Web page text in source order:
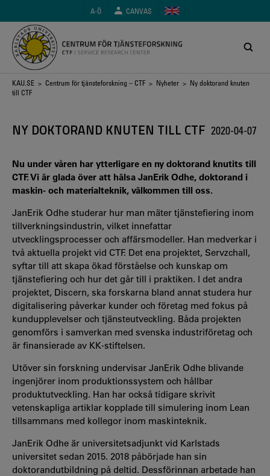
huvudinnehåll
A-Ö CANVAS
Länkstig
KAU.SE > Centrum för tjänsteforskning – CTF > Nyheter > Ny doktorand knuten
till CTF
NY DOKTORAND KNUTEN TILL CTF 2020-04-07
Nu under våren har ytterligare en ny doktorand knutits till
CTF. Vi är glada över att hälsa JanErik Odhe, doktorand i
maskin- och materialteknik, välkommen till oss.
JanErik Odhe studerar hur man mäter tjänstefiering inom
tillverkningsindustrin, vilket innefattar
utvecklingsprocesser och affärsmodeller. Han medverkar i
två aktuella projekt vid CTF. Det ena projektet, Servzchall,
syftar till att skapa ökad förståelse och kunskap om
tjänstefiering och hur det går till i praktiken. I det andra
projektet, Discern, ska forskarna bland annat studera hur
digitalisering påverkar kunder och företag med fokus på
kundupplevelser och tjänsteutveckling. Båda projekten
genomförs i samverkan med svenska industriföretag och
är finansierade av KK-stiftelsen.
Utöver sin forskning undervisar JanErik Odhe blivande
ingenjörer inom produktionssystem och hållbar
produktutveckling. Han har också tidigare skrivit
vetenskapliga artiklar kopplade till simulering inom Lean
tillsammans med kollegor inom maskinteknik.
JanErik Odhe är universitetsadjunkt vid Karlstads
universitet sedan 2015. 2018 påbörjade han sin
doktorandutbildning på deltid. Dessförinnan arbetade han